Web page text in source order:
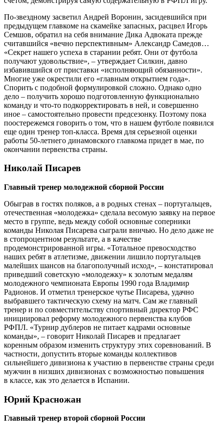
По-звездному засветил Андрей Воронин, засидевшийся при
предыдущем главкоме на скамейке запасных, расцвел Игорь
Семшов, обратил на себя внимание Дика Адвоката прежде
считавшийся «вечно перспективным» Александр Самедов…
«Секрет нашего успеха в старании ребят. Они от футбола
получают удовольствие», – утверждает Силкин, давно
избавившийся от приставки «исполняющий обязанности».
Многие уже окрестили его «главным открытием года».
Спорить с подобной формулировкой сложно. Однако одно
дело – получить хорошо подготовленную функци­онально
команду и что-то подкорректировать в ней, и совершенно
иное – самостоятельно провести предсезонку. Поэтому пока
поостережемся говорить о том, что в нашем футболе появился
еще один тренер топ-класса. Время для серьезной оценки
работы 50-летнего динамовского главкома придет в мае, по
окончании первенства страны.
Николай Писарев
Главный тренер молодежной сборной России
Обыграв в гостях поляков, а в родных стенах – португальцев,
отечественная «молодежка» сделала весомую заявку на первое
место в группе, ведь между собой основные соперники
команды Николая Писарева сыграли вничью. Но дело даже не
в стопроцентном результате, а в качестве
продемонстрированной игры. «Тотальное превосходство
наших ребят в атлетизме, движении лишило португальцев
малейших шансов на благополучный исход», – констатировал
приведший советскую «молодежку» к золотым медалям
молодежного чемпионата Европы 1990 года Владимир
Радионов. И отметил тренерское чутье Писарева, удачно
выбравшего тактическую схему на матч. Сам же главный
тренер и по совместительству спортивный директор РФС
инициировал реформу молодежного первенства клубов
РФПЛ. «Турнир дублеров не питает кадрами основные
команды», – говорит Николай Писарев и предлагает
коренным образом изменить структуру этих соревнований. В
частности, допустить вторые команды коллективов
сильнейшего дивизиона к участию в первенстве страны среди
мужчин в низших дивизионах с возможностью повышения
в классе, как это делается в Испании.
Юрий Красножан
Главный тренер второй сборной России